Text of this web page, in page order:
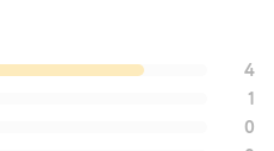
4
1
0